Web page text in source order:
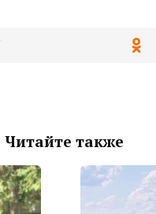
Читайте также